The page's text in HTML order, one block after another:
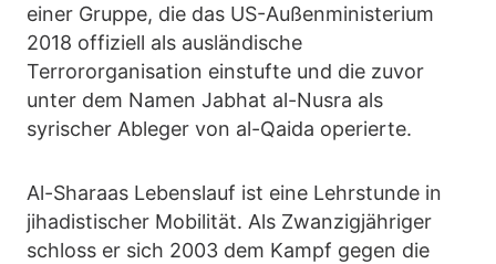
einer Gruppe, die das US-Außenministerium
2018 offiziell als ausländische
Terrororganisation einstufte und die zuvor
unter dem Namen Jabhat al-Nusra als
syrischer Ableger von al-Qaida operierte.
Al-Sharaas Lebenslauf ist eine Lehrstunde in
jihadistischer Mobilität. Als Zwanzigjähriger
schloss er sich 2003 dem Kampf gegen die